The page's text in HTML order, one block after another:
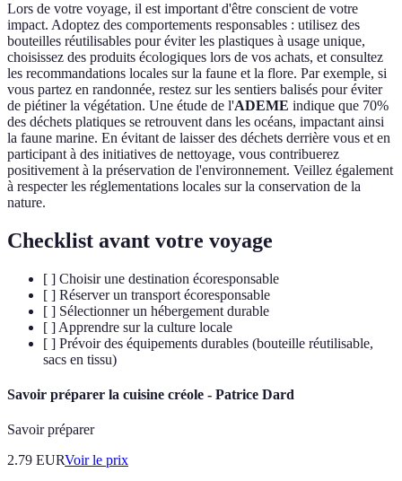
Lors de votre voyage, il est important d'être conscient de votre
impact. Adoptez des comportements responsables : utilisez des
bouteilles réutilisables pour éviter les plastiques à usage unique,
choisissez des produits écologiques lors de vos achats, et consultez
les recommandations locales sur la faune et la flore. Par exemple, si
vous partez en randonnée, restez sur les sentiers balisés pour éviter
de piétiner la végétation. Une étude de l'ADEME indique que 70%
des déchets platiques se retrouvent dans les océans, impactant ainsi
la faune marine. En évitant de laisser des déchets derrière vous et en
participant à des initiatives de nettoyage, vous contribuerez
positivement à la préservation de l'environnement. Veillez également
à respecter les réglementations locales sur la conservation de la
nature.
Checklist avant votre voyage
[ ] Choisir une destination écoresponsable
[ ] Réserver un transport écoresponsable
[ ] Sélectionner un hébergement durable
[ ] Apprendre sur la culture locale
[ ] Prévoir des équipements durables (bouteille réutilisable,
sacs en tissu)
Savoir préparer la cuisine créole - Patrice Dard
Savoir préparer
2.79 EURVoir le prix